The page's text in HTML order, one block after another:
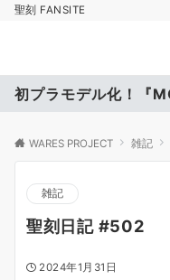
聖刻 FANSITE
WARES PROJECT 雑記
雑記
聖刻日記 #502
2024年1月31日